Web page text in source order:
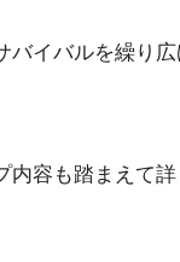
バイバルを繰り
内容も踏まえて詳